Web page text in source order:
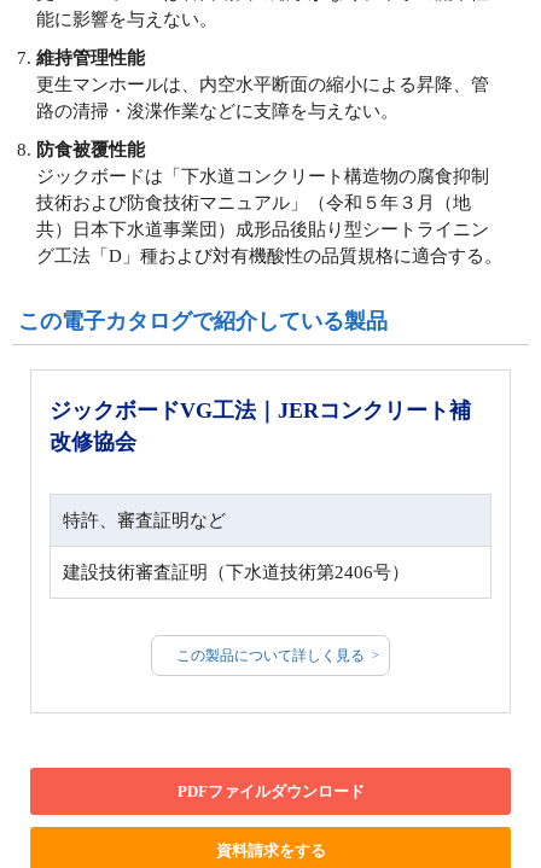
能に影響を与えない。
維持管理性能
更生マンホールは、内空水平断面の縮小による昇降、管
路の清掃・浚渫作業などに支障を与えない。
防食被覆性能
ジックボードは「下水道コンクリート構造物の腐食抑制
技術および防食技術マニュアル」（令和５年３月（地
共）日本下水道事業団）成形品後貼り型シートライニン
グ工法「D」種および対有機酸性の品質規格に適合する。
この電子カタログで紹介している製品
ジックボードVG工法｜JERコンクリート補
改修協会
特許、審査証明など
建設技術審査証明（下水道技術第2406号）
この製品について詳しく見る
PDFファイルダウンロード
資料請求をする